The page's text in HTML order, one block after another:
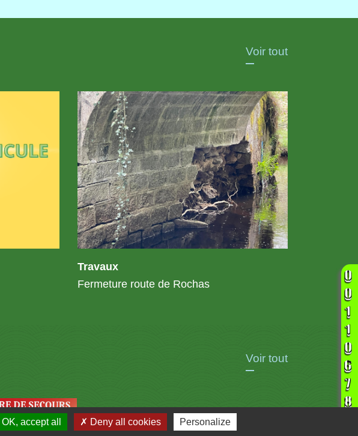
Voir tout
Travaux
Fermeture route de Rochas
Voir tout
OK, accept all Deny all cookies Personalize